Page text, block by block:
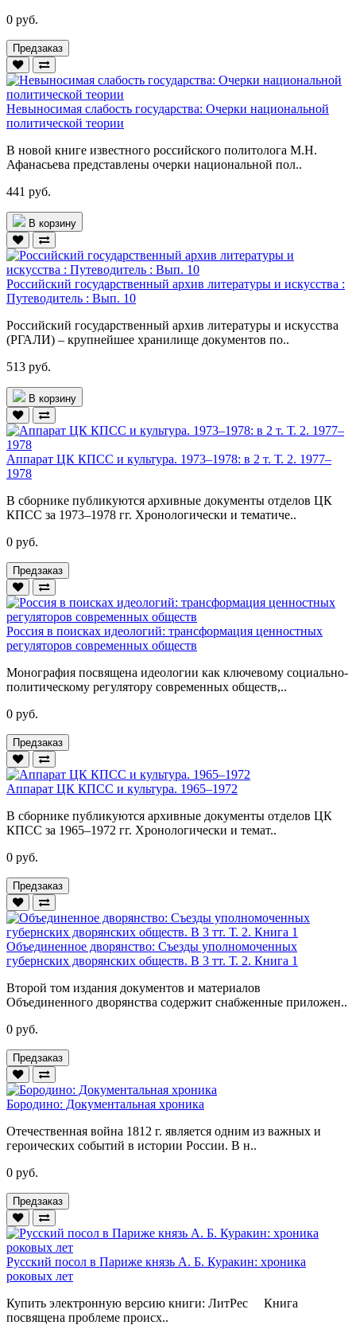
0 руб.
Предзаказ
Невыносимая слабость государства: Очерки национальной
политической теории
В новой книге известного российского политолога М.Н.
Афанасьева представлены очерки национальной пол..
441 руб.
В корзину
Российский государственный архив литературы и искусства :
Путеводитель : Вып. 10
Российский государственный архив литературы и искусства
(РГАЛИ) – крупнейшее хранилище документов по..
513 руб.
В корзину
Аппарат ЦК КПСС и культура. 1973–1978: в 2 т. Т. 2. 1977–
1978
В сборнике публикуются архивные документы отделов ЦК
КПСС за 1973–1978 гг. Хронологически и тематиче..
0 руб.
Предзаказ
Россия в поисках идеологий: трансформация ценностных
регуляторов современных обществ
Монография посвящена идеологии как ключевому социально-
политическому регулятору современных обществ,..
0 руб.
Предзаказ
Аппарат ЦК КПСС и культура. 1965–1972
В сборнике публикуются архивные документы отделов ЦК
КПСС за 1965–1972 гг. Хронологически и темат..
0 руб.
Предзаказ
Объединенное дворянство: Съезды уполномоченных
губернских дворянских обществ. В 3 тт. Т. 2. Книга 1
Второй том издания документов и материалов
Объединенного дворянства содержит снабженные приложен..
0 руб.
Предзаказ
Бородино: Документальная хроника
Отечественная война 1812 г. является одним из важных и
героических событий в истории России. В н..
0 руб.
Предзаказ
Русский посол в Париже князь А. Б. Куракин: хроника
роковых лет
Купить электронную версию книги: ЛитРес Книга
посвящена проблеме происх..